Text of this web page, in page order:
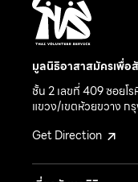
มูลนิธิอาสาสมัครเพื่
ชั้น 2 เลขที่ 409 ซอยโ
แขวง/เขตห้วยขวาง ก
Get Direction